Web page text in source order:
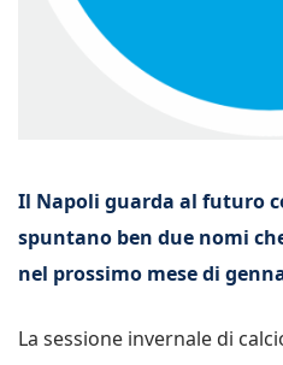
Il Napoli guarda al futuro
spuntano ben due nomi
nel prossimo mese di
La sessione invernale di